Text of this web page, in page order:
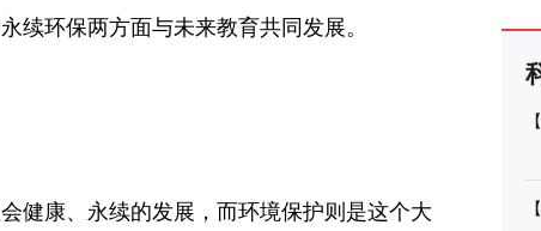
续环保两方面与未来教育共同发展。
健康、永续的发展，而环境保护则是这个大
【
【